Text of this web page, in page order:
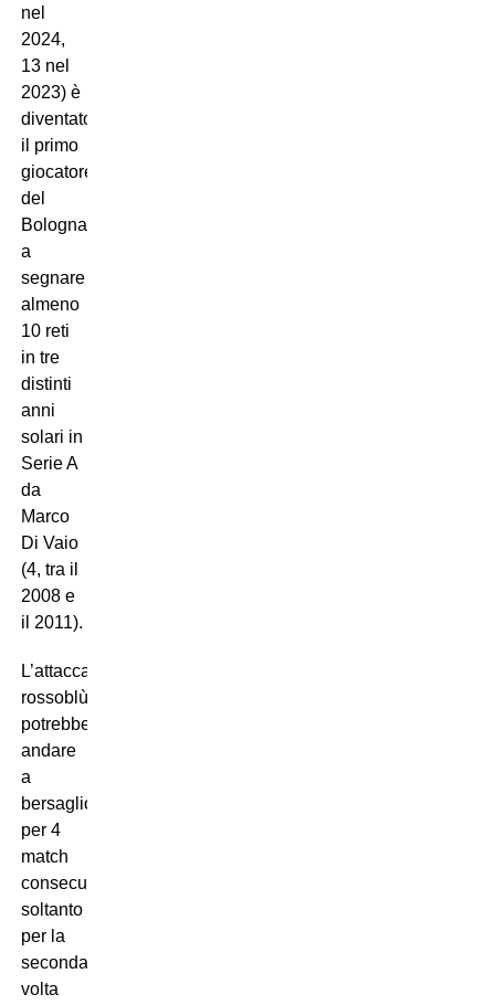
nel
2024,
13 nel
2023) è
diventato
il primo
giocatore
del
Bologna
a
segnare
almeno
10 reti
in tre
distinti
anni
solari in
Serie A
da
Marco
Di Vaio
(4, tra il
2008 e
il 2011).
L’attaccante
rossoblù
potrebbe
andare
a
bersaglio
per 4
match
consecutivi
soltanto
per la
seconda
volta